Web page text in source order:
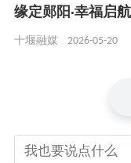
缘定郧阳·幸福启
十堰融媒 2026-05-20